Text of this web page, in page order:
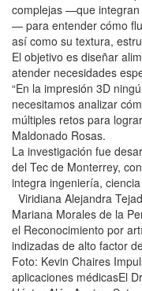
complejas —que
— para entender cómo
así como su textura,
El objetivo es diseñar
atender necesidades
“En la impresión 3D
necesitamos analizar
múltiples retos para
Maldonado Rosas.
La investigación fue
del Tec de Monterrey,
integra ingeniería,
Viridiana Alejandra
Mariana Morales de la
el Reconocimiento por
indizadas de alto factor
Foto: Kevin Chaires
aplicaciones médicasEl